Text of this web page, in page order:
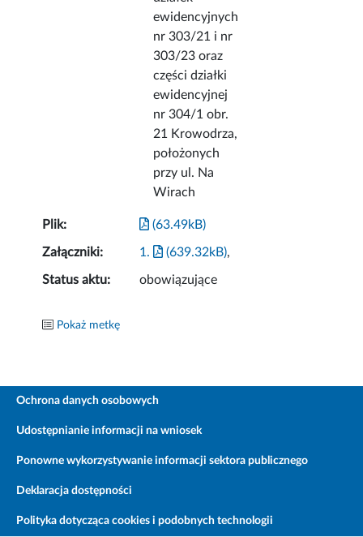
ewidencyjnych
nr 303/21 i nr
303/23 oraz
części działki
ewidencyjnej
nr 304/1 obr.
21 Krowodrza,
położonych
przy ul. Na
Wirach
Plik: (63.49kB)
Załączniki: 1. (639.32kB),
Status aktu: obowiązujące
Pokaż metkę
Ochrona danych osobowych
Udostępnianie informacji na wniosek
Ponowne wykorzystywanie informacji sektora publicznego
Deklaracja dostępności
Polityka dotycząca cookies i podobnych technologii